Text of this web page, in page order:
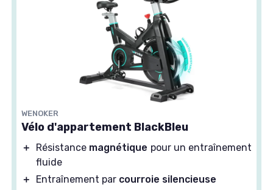
WENOKER
Vélo d'appartement BlackBleu
＋ Résistance magnétique pour un entraînement
fluide
＋
Entraînement par courroie silencieuse